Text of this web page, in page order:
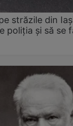
străzile din
poliția și să se